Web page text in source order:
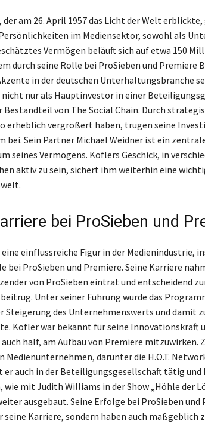
der am 26. April 1957 das Licht der Welt
im Mediensektor, sowohl als
Vermögen beläuft sich auf etwa 150
durch seine Rolle bei ProSieben und Premiere
in der deutschen Unterhaltungsbranche
nur als Hauptinvestor in einer
von The Social Chain. Durch
erheblich vergrößert haben, trugen seine
bei. Sein Partner Michael Weidner ist ein
seines Vermögens. Koflers Geschick, in
aktiv zu sein, sichert ihm weiterhin eine
bei ProSieben und
einflussreiche Figur in der Medienindustrie,
bei ProSieben und Premiere. Seine Karriere
von ProSieben eintrat und entscheidend
Unter seiner Führung wurde das
des Unternehmenswerts und damit
Kofler war bekannt für seine Innovationskraft
auch half, am Aufbau von Premiere mitzuwirken.
Medienunternehmen, darunter die H.O.T.
er auch in der Beteiligungsgesellschaft tätig
wie mit Judith Williams in der Show „Höhle der
ausgebaut. Seine Erfolge bei ProSieben
seine Karriere, sondern haben auch maßgeblich